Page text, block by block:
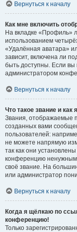
Вернуться к началу
Как мне включить
На вкладке «Профиль»
использованием
«Удалённая аватара»
зависит, включена ли
быть доступны. Если вы
администратором
Вернуться к началу
Что такое звание и как
Звания, отображаемые
созданных вами
пользователей:
не можете напрямую
так как они
конференцию
своё звание. На
или администратор
Вернуться к началу
Когда я щёлкаю по
конференцию!
Только